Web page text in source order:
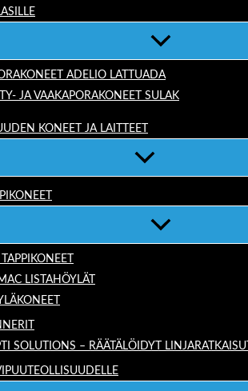
ADELIO LATTUADA
JA VAAKAPORAKONEET SULAK
KONEET JA LAITTEET
LISTAHÖYLÄT
SOLUTIONS – RÄÄTÄLÖIDYT LINJARATKAISUT